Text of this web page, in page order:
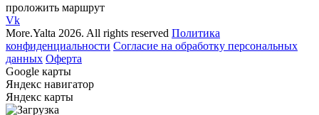
проложить маршрут
Vk
More.Yalta 2026. All rights reserved Политика
конфиденциальности Согласие на обработку персональных
данных Оферта
Google карты
Яндекс навигатор
Яндекс карты